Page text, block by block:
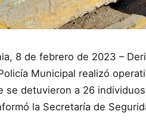
8 de febrero de 2023 –
Municipal realizó
se detuvieron a 26
la Secretaría de